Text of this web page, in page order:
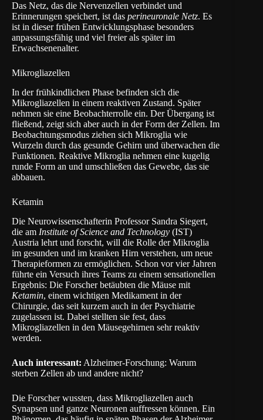
Das Netz, das die Nervenzellen verbindet und
Erinnerungen speichert, ist das perineuronale Netz. Es
ist in dieser frühen Entwicklungsphase besonders
anpassungsfähig und viel freier als später im
Erwachsenenalter.
Mikrogliazellen
In der frühkindlichen Phase befinden sich die
Mikrogliazellen in einem reaktiven Zustand. Später
nehmen sie eine Beobachterrolle ein. Der Übergang ist
fließend, zeigt sich aber auch in der Form der Zellen. Im
Beobachtungsmodus ziehen sich Mikroglia wie
Wurzeln durch das gesunde Gehirn und überwachen die
Funktionen. Reaktive Mikroglia nehmen eine kugelig
runde Form an und umschließen das Gewebe, das sie
abbauen.
Ketamin
Die Neurowissenschafterin Professor Sandra Siegert,
die am Institute of Science and Technology (IST)
Austria lehrt und forscht, will die Rolle der Mikroglia
im gesunden und im kranken Hirn verstehen, um neue
Therapieformen zu ermöglichen. Schon vor vier Jahren
führte ein Versuch ihres Teams zu einem sensationellen
Ergebnis: Die Forscher betäubten die Mäuse mit
Ketamin, einem wichtigen Medikament in der
Chirurgie, das seit kurzem auch in der Psychiatrie
zugelassen ist. Dabei stellten sie fest, dass
Mikrogliazellen in den Mäusegehirnen sehr reaktiv
werden.
Auch interessant: Alzheimer-Forschung: Warum
sterben Zellen ab und andere nicht?
Die Forscher wussten, dass Mikrogliazellen auch
Synapsen und ganze Neuronen auffressen können. Ein